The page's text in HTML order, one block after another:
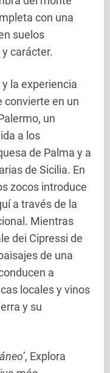
con una
suelos
carácter.
la experiencia
convierte en un
un
a los
de Palma y a
de Sicilia. En
zocos introduce
a través de la
Mientras
dei Cipressi de
de una
a
locales y vinos
y su
, Explora